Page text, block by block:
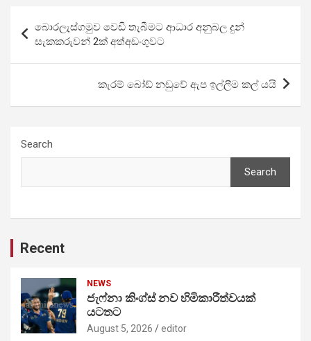
navigation
බොරලැස්ගමුව වෙඩි තැබීමට ආධාර අනුබල දුන්
සැකකරුවන් 2ක් අත්අඩංගුවට
කැරම් බෝඩ් නඩුවේ ඇප ඉල්ලීම කල් යයි
Search
Search
Recent
NEWS
ජැෆ්නා කිංග්ස් නව හිමිකාරීත්වයක්
යටතට
August 5, 2026 editor